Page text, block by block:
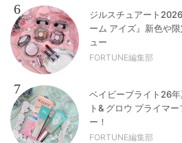
6
ジルスチュアート
ーム アイズ』新色や
ュー
FORTUNE編集部
7
ベイビーブライト26
ト& グロウ プライマ
ー！
FORTUNE編集部